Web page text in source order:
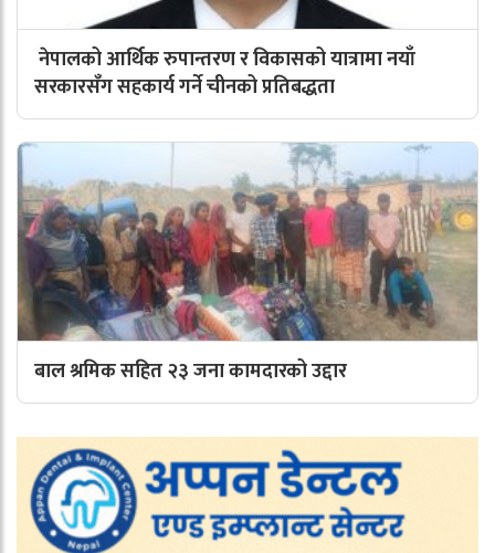
नेपालको आर्थिक रुपान्तरण र विकासको यात्रामा नयाँ
सरकारसँग सहकार्य गर्ने चीनको प्रतिबद्धता
बाल श्रमिक सहित २३ जना कामदारको उद्दार